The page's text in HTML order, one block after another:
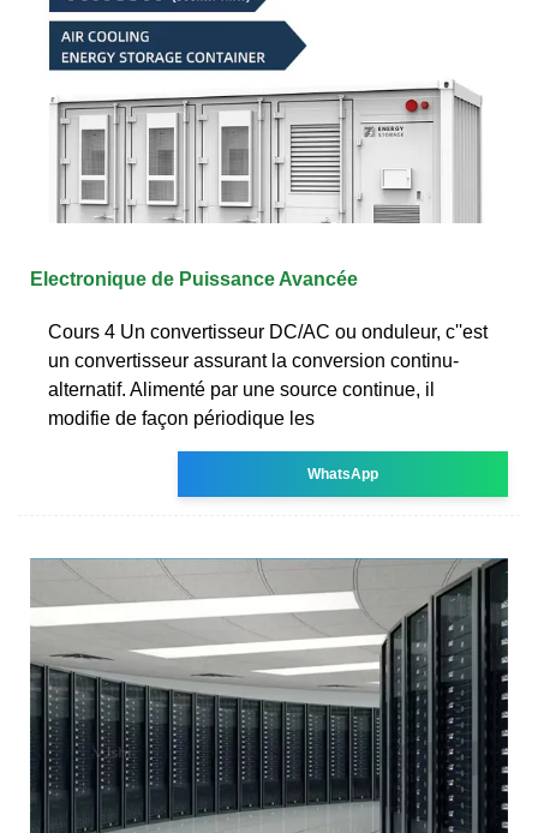
Electronique de Puissance Avancée
Cours 4 Un convertisseur DC/AC ou onduleur, c''est
un convertisseur assurant la conversion continu-
alternatif. Alimenté par une source continue, il
modifie de façon périodique les
WhatsApp